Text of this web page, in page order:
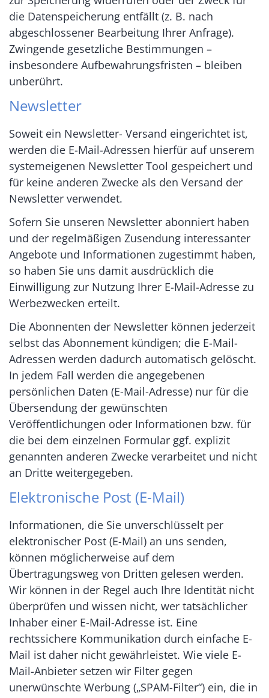
die Datenspeicherung entfällt (z. B. nach
abgeschlossener Bearbeitung Ihrer Anfrage).
Zwingende gesetzliche Bestimmungen –
insbesondere Aufbewahrungsfristen – bleiben
unberührt.
Newsletter
Soweit ein Newsletter- Versand eingerichtet ist,
werden die E-Mail-Adressen hierfür auf unserem
systemeigenen Newsletter Tool gespeichert und
für keine anderen Zwecke als den Versand der
Newsletter verwendet.
Sofern Sie unseren Newsletter abonniert haben
und der regelmäßigen Zusendung interessanter
Angebote und Informationen zugestimmt haben,
so haben Sie uns damit ausdrücklich die
Einwilligung zur Nutzung Ihrer E-Mail-Adresse zu
Werbezwecken erteilt.
Die Abonnenten der Newsletter können jederzeit
selbst das Abonnement kündigen; die E-Mail-
Adressen werden dadurch automatisch gelöscht.
In jedem Fall werden die angegebenen
persönlichen Daten (E-Mail-Adresse) nur für die
Übersendung der gewünschten
Veröffentlichungen oder Informationen bzw. für
die bei dem einzelnen Formular ggf. explizit
genannten anderen Zwecke verarbeitet und nicht
an Dritte weitergegeben.
Elektronische Post (E-Mail)
Informationen, die Sie unverschlüsselt per
elektronischer Post (E-Mail) an uns senden,
können möglicherweise auf dem
Übertragungsweg von Dritten gelesen werden.
Wir können in der Regel auch Ihre Identität nicht
überprüfen und wissen nicht, wer tatsächlicher
Inhaber einer E-Mail-Adresse ist. Eine
rechtssichere Kommunikation durch einfache E-
Mail ist daher nicht gewährleistet. Wie viele E-
Mail-Anbieter setzen wir Filter gegen
unerwünschte Werbung („SPAM-Filter“) ein, die in